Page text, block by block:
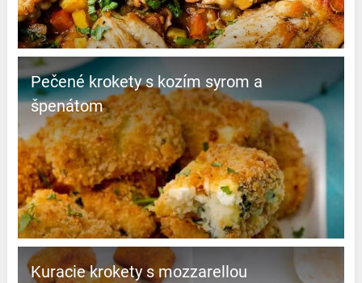
Pečené krokety s kozím syrom a
špenátom
Kuracie krokety s mozzarellou